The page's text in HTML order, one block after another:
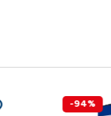
-94%